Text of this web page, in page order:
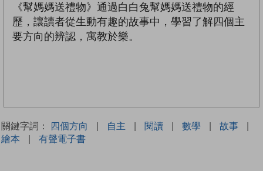
《幫媽媽送禮物》通過白白兔幫媽媽送禮物的經
歷，讓讀者從生動有趣的故事中，學習了解四個主
要方向的辨認，寓教於樂。
關鍵字詞： 四個方向 | 自主 | 閱讀 | 數學 | 故事
|
繪本
| 有聲電子書